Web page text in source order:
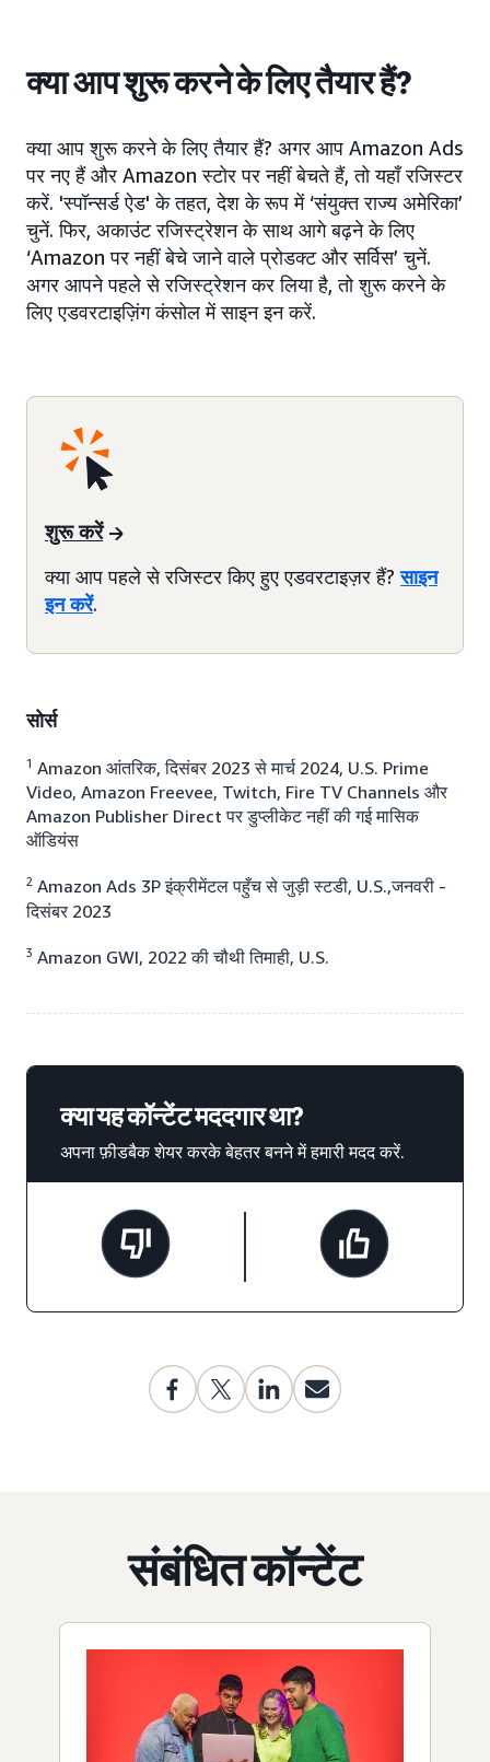
क्या आप शुरू करने के लिए तैयार हैं?
क्या आप शुरू करने के लिए तैयार हैं? अगर आप Amazon Ads
पर नए हैं और Amazon स्टोर पर नहीं बेचते हैं, तो यहाँ रजिस्टर
करें. 'स्पॉन्सर्ड ऐड' के तहत, देश के रूप में ‘संयुक्त राज्य अमेरिका’
चुनें. फिर, अकाउंट रजिस्ट्रेशन के साथ आगे बढ़ने के लिए
‘Amazon पर नहीं बेचे जाने वाले प्रोडक्ट और सर्विस’ चुनें.
अगर आपने पहले से रजिस्ट्रेशन कर लिया है, तो शुरू करने के
लिए एडवरटाइज़िंग कंसोल में साइन इन करें.
शुरू करें
क्या आप पहले से रजिस्टर किए हुए एडवरटाइज़र हैं?साइन
इन करें.
सोर्स
1 Amazon आंतरिक, दिसंबर 2023 से मार्च 2024, U.S. Prime
Video, Amazon Freevee, Twitch, Fire TV Channels और
Amazon Publisher Direct पर डुप्लीकेट नहीं की गई मासिक
ऑडियंस
2 Amazon Ads 3P इंक्रीमेंटल पहुँच से जुड़ी स्टडी, U.S.,जनवरी -
दिसंबर 2023
3 Amazon GWI, 2022 की चौथी तिमाही, U.S.
क्या यह कॉन्टेंट मददगार था?
अपना फ़ीडबैक शेयर करके बेहतर बनने में हमारी मदद करें.
संबंधित कॉन्टेंट